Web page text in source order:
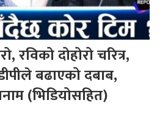
रविको दोहोरो चरित्र,
बढाएको दबाब,
(भिडियोसहित)